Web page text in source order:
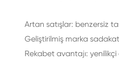
Artan satışlar: benzersiz
Geliştirilmiş marka
Rekabet avantajı: